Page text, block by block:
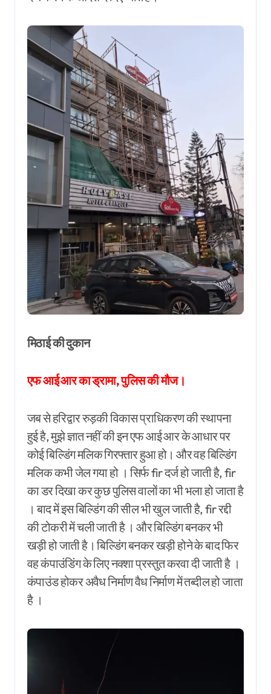
मिठाई की दुकान
एफ आई आर का ड्रामा, पुलिस की मौज।
जब से हरिद्वार रुड़की विकास प्राधिकरण की स्थापना
हुई है, मुझे ज्ञात नहीं की इन एफ आई आर के आधार पर
कोई बिल्डिंग मलिक गिरफ्तार हुआ हो। और वह बिल्डिंग
मलिक कभी जेल गया हो । सिर्फ fir दर्ज हो जाती है, fir
का डर दिखा कर कुछ पुलिस वालों का भी भला हो जाता है
। बाद में इस बिल्डिंग की सील भी खुल जाती है, fir रद्दी
की टोकरी में चली जाती है । और बिल्डिंग बनकर भी
खड़ी हो जाती है। बिल्डिंग बनकर खड़ी होने के बाद फिर
वह कंपाउंडिंग के लिए नक्शा प्रस्तुत करवा दी जाती है ।
कंपाउंड होकर अवैध निर्माण वैध निर्माण में तब्दील हो जाता
है ।